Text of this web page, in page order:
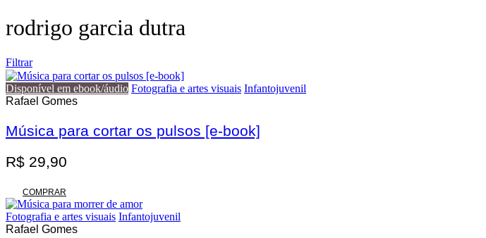
rodrigo garcia dutra
Filtrar
Pesquisa de texto
Categorias
Autores
Disponível em ebook/áudio Fotografia e artes visuais Infantojuvenil
Rafael Gomes
Música para cortar os pulsos [e-book]
R$ 29,90
COMPRAR
Fotografia e artes visuais Infantojuvenil
Rafael Gomes